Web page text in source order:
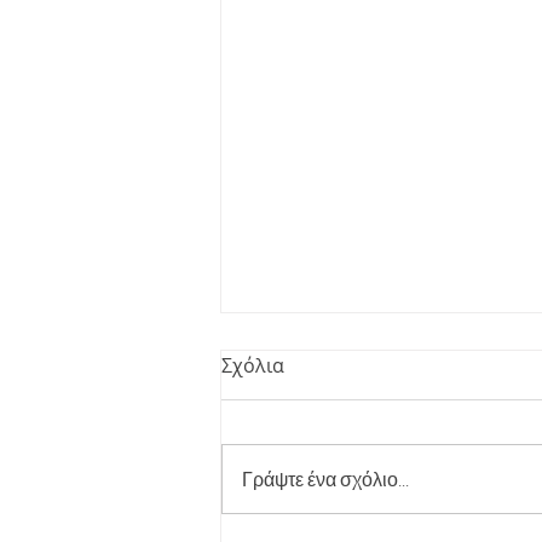
Σχόλια
Γράψτε ένα σχόλιο...